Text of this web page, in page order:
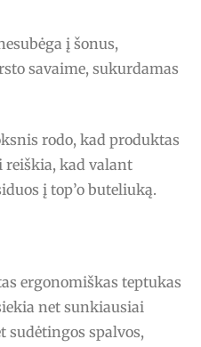
į šonus,
savaime, sukurdamas
rodo, kad produktas
kad valant
į top’o buteliuką.
ergonomiškas teptukas
net sunkiausiai
sudėtingos spalvos,